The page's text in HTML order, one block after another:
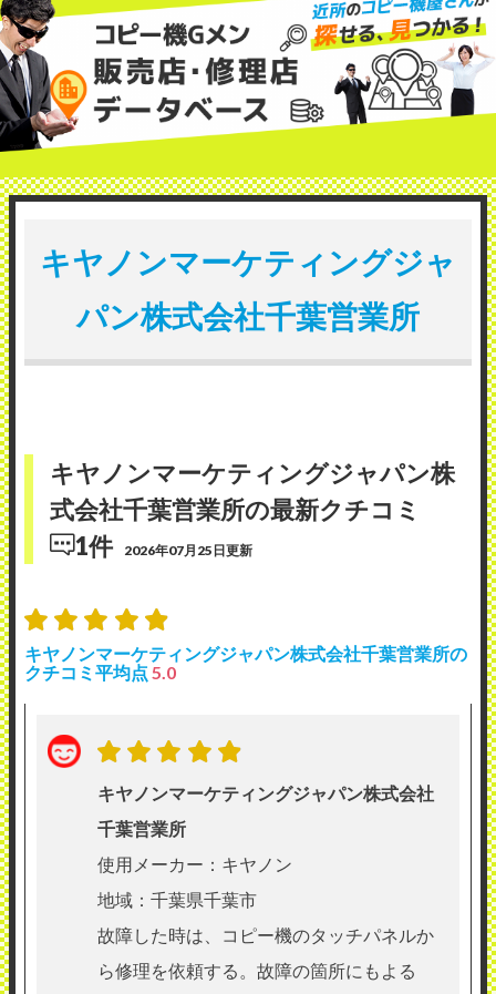
キヤノンマーケティングジャ
パン株式会社千葉営業所
キヤノンマーケティングジャパン株
式会社千葉営業所の最新クチコミ
1件
2026年07月25日更新
キヤノンマーケティングジャパン株式会社千葉営業所の
クチコミ平均点 5.0
キヤノンマーケティングジャパン株式会社
千葉営業所
使用メーカー：キヤノン
地域：千葉県千葉市
故障した時は、コピー機のタッチパネルか
ら修理を依頼する。故障の箇所にもよる